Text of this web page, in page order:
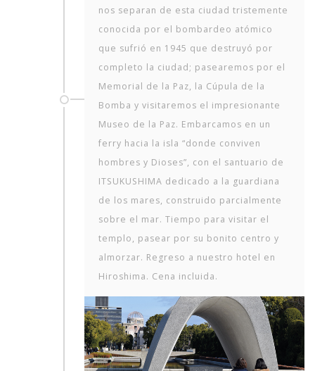
nos separan de esta ciudad tristemente
conocida por el bombardeo atómico
que sufrió en 1945 que destruyó por
completo la ciudad; pasearemos por el
Memorial de la Paz, la Cúpula de la
Bomba y visitaremos el impresionante
Museo de la Paz. Embarcamos en un
ferry hacia la isla “donde conviven
hombres y Dioses”, con el santuario de
ITSUKUSHIMA dedicado a la guardiana
de los mares, construido parcialmente
sobre el mar. Tiempo para visitar el
templo, pasear por su bonito centro y
almorzar. Regreso a nuestro hotel en
Hiroshima. Cena incluida.